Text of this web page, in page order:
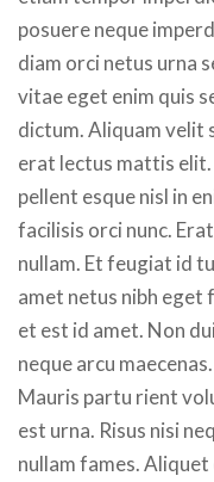
posuere neque
diam orci netus urna
vitae eget enim quis
dictum. Aliquam velit
erat lectus mattis elit.
pellent esque nisl in
facilisis orci nunc.
nullam. Et feugiat id
amet netus nibh eget
et est id amet. Non
neque arcu
Mauris partu rient
est urna. Risus nisi
nullam fames.